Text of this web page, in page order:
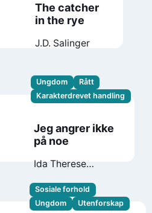
The catcher
in the rye
J.D. Salinger
Ungdom
Rått
Karakterdrevet handling
Jeg angrer ikke
på noe
Ida Therese
Sosiale forhold
Ungdom
Utenforskap